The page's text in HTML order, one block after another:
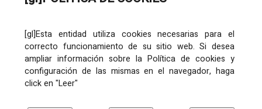
[gl]Esta entidad utiliza cookies necesarias para el
correcto funcionamiento de su sitio web. Si desea
ampliar información sobre la Política de cookies y
configuración de las mismas en el navegador, haga
click en "Leer"